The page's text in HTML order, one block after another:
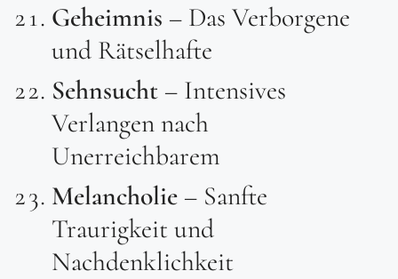
Geheimnis – Das Verborgene
und Rätselhafte
Sehnsucht – Intensives
Verlangen nach
Unerreichbarem
Melancholie – Sanfte
Traurigkeit und
Nachdenklichkeit